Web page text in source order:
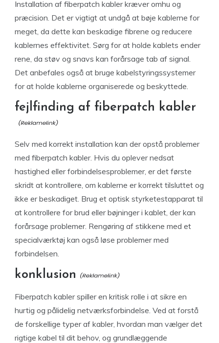
Installation af fiberpatch kabler kræver omhu og
præcision. Det er vigtigt at undgå at bøje kablerne for
meget, da dette kan beskadige fibrene og reducere
kablernes effektivitet. Sørg for at holde kablets ender
rene, da støv og snavs kan forårsage tab af signal.
Det anbefales også at bruge kabelstyringssystemer
for at holde kablerne organiserede og beskyttede.
fejlfinding af fiberpatch kabler
Selv med korrekt installation kan der opstå problemer
med fiberpatch kabler. Hvis du oplever nedsat
hastighed eller forbindelsesproblemer, er det første
skridt at kontrollere, om kablerne er korrekt tilsluttet og
ikke er beskadiget. Brug et optisk styrketestapparat til
at kontrollere for brud eller bøjninger i kablet, der kan
forårsage problemer. Rengøring af stikkene med et
specialværktøj kan også løse problemer med
forbindelsen.
konklusion
Fiberpatch kabler spiller en kritisk rolle i at sikre en
hurtig og pålidelig netværksforbindelse. Ved at forstå
de forskellige typer af kabler, hvordan man vælger det
rigtige kabel til dit behov, og grundlæggende